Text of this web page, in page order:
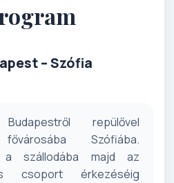
– Szófia
repülővel
Szófiába.
a szállodába majd az
csoport érkezéséig